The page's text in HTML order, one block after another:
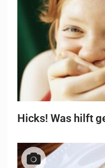
Hicks! Was hilft